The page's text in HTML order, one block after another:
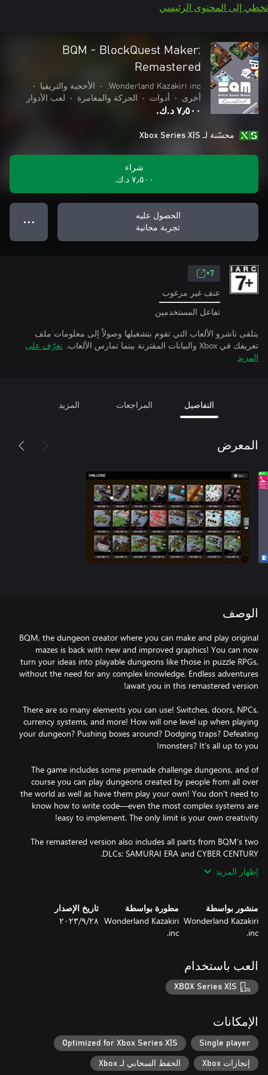
تخطي إلى المحتوى الرئيسي
BQM - BlockQuest Maker:
Remastered
Wonderland Kazakiri inc.
• الأحجية والتريفيا
•
أخرى
• أدوات • الحركة والمغامرة • لعب الأدوار
٧٫٥٠٠ د.ك.‏
محسّنة لـ Xbox Series X|S
شراء
٧٫٥٠٠ د.ك.‏
الحصول عليه
تجربة مجانية
● ● ●
7+
عنف غير مرغوب
تفاعل المستخدمين
يتلقى ناشرو الألعاب التي تقوم بتشغيلها وصولاً إلى معلومات ملف
تعريفك في Xbox والبيانات المقترنة بينما تمارس الألعاب.
تعرّف على
المزيد
التفاصيل المراجعات المزيد
المعرض
الوصف
BQM, the dungeon creator where you can make and play original
mazes is back with new and improved graphics! You can now
turn your ideas into playable dungeons like those in puzzle RPGs,
without the need for any complex knowledge. Endless adventures
There are so many elements you can use! Switches, doors, NPCs,
currency systems, and more! How will one level up when playing
your dungeon? Pushing boxes around? Dodging traps? Defeating
The game includes some premade challenge dungeons, and of
course you can play dungeons created by people from all over
the world as well as have them play your own! You don't need to
know how to write code—even the most complex systems are
The remastered version also includes all parts from BQM's two
DLCs: SAMURAI ERA and CYBER CENTURY.
إظهار المزيد
منشور بواسطة
Wonderland Kazakiri
inc.
مطورة بواسطة
Wonderland Kazakiri
inc.
تاريخ الإصدار
٢٨‏/٩‏/٢٠٢٣
العب باستخدام
XBOX Series X|S
الإمكانات
Single player
Optimized for Xbox Series X|S
إنجازات Xbox الحفظ السحابي لـ Xbox